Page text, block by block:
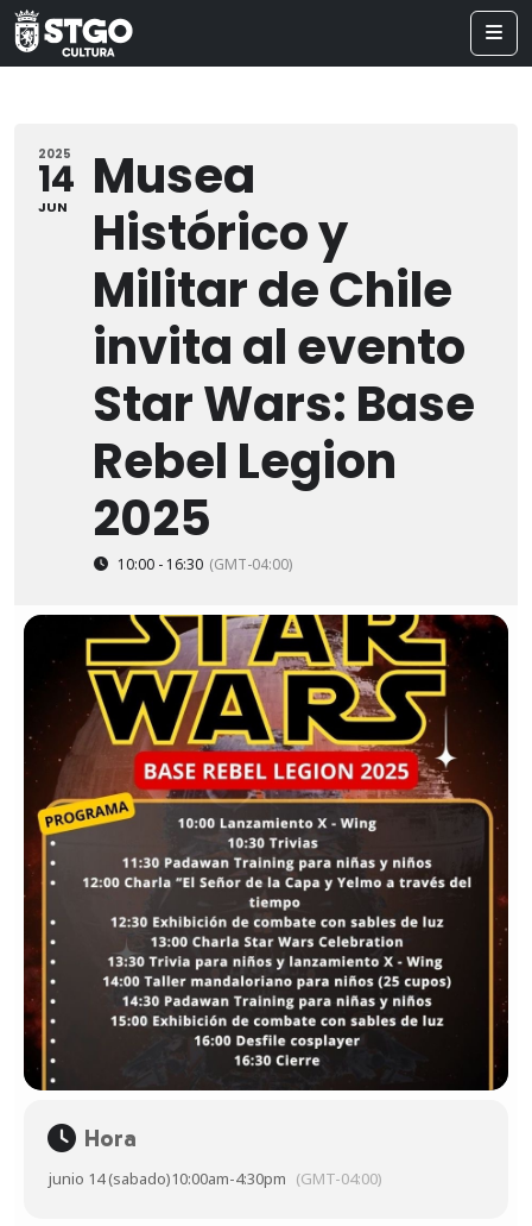
2025
14
JUN
Musea
Histórico y
Militar de Chile
invita al evento
Star Wars: Base
Rebel Legion
2025
10:00 - 16:30 (GMT-04:00)
Hora
junio 14 (sabado)10:00am-4:30pm (GMT-04:00)